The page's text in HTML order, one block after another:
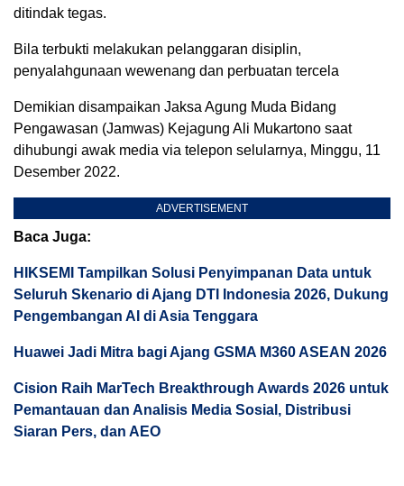
ditindak tegas.
Bila terbukti melakukan pelanggaran disiplin,
penyalahgunaan wewenang dan perbuatan tercela
Demikian disampaikan Jaksa Agung Muda Bidang
Pengawasan (Jamwas) Kejagung Ali Mukartono saat
dihubungi awak media via telepon selularnya, Minggu, 11
Desember 2022.
ADVERTISEMENT
Baca Juga:
HIKSEMI Tampilkan Solusi Penyimpanan Data untuk
Seluruh Skenario di Ajang DTI Indonesia 2026, Dukung
Pengembangan AI di Asia Tenggara
Huawei Jadi Mitra bagi Ajang GSMA M360 ASEAN 2026
Cision Raih MarTech Breakthrough Awards 2026 untuk
Pemantauan dan Analisis Media Sosial, Distribusi
Siaran Pers, dan AEO